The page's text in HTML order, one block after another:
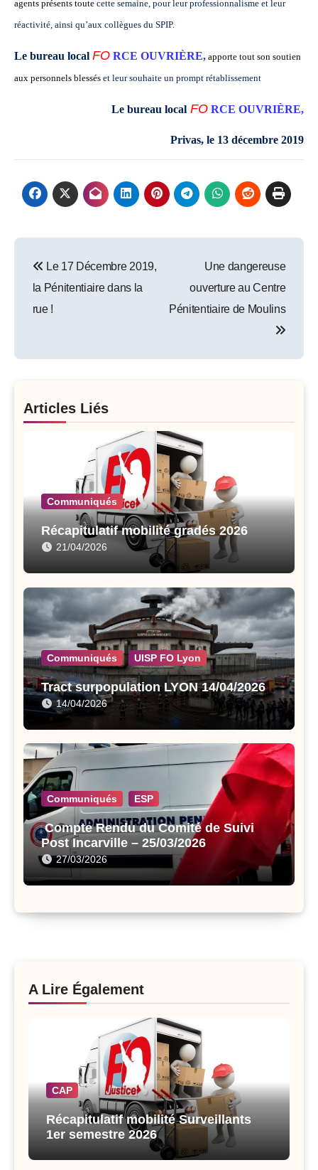
agents présents toute cette semaine, pour leur professionnalisme et leur
réactivité, ainsi qu’aux collègues du SPIP.
Le bureau local FO RCE OUVRIÈRE, apporte tout son soutien
aux personnels blessés et leur souhaite un prompt rétablissement
Le bureau local FO RCE OUVRIÈRE,
Privas, le 13 décembre 2019
navigation
Le 17 Décembre 2019,
la Pénitentiaire dans la
rue !
Une dangereuse
ouverture au Centre
Pénitentiaire de Moulins
Articles Liés
Communiqués
Récapitulatif mobilité gradés 2026
21/04/2026
Communiqués UISP FO Lyon
Tract surpopulation LYON 14/04/2026
14/04/2026
Communiqués ESP
Compte Rendu du Comité de Suivi
Post Incarville – 25/03/2026
27/03/2026
A Lire Également
CAP
Récapitulatif mobilité Surveillants
1er semestre 2026